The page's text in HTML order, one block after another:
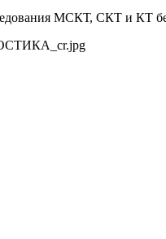
МСКТ, СКТ и КТ